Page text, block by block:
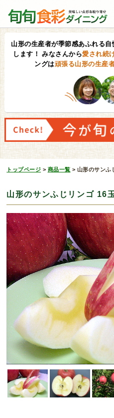
山形の生産者が季節感あふれる
します！ みなさんから愛され続
ングは頑張る山形の生産
トップページ > 商品一覧 > 山形のサンふ
山形のサンふじリンゴ 16